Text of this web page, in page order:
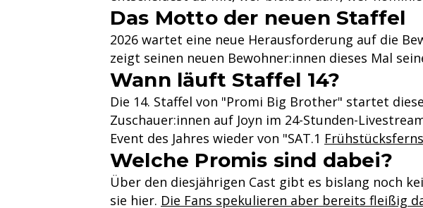
Das Motto der neuen Staffel
2026 wartet eine neue Herausforderung auf die
zeigt seinen neuen Bewohner:innen dieses Mal
Wann läuft Staffel 14?
Die 14. Staffel von "Promi Big Brother" startet
Zuschauer:innen auf Joyn im 24-Stunden-
Event des Jahres wieder von "SAT.1
Welche Promis sind dabei?
Über den diesjährigen Cast gibt es bislang noch
sie hier. Die Fans spekulieren aber bereits fleißig